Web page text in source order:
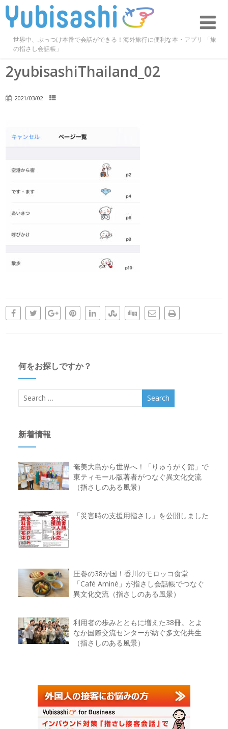
世界中、ぶっつけ本番で会話ができる！海外旅行に便利な本・アプリ 「旅
の指さし会話帳」
2yubisashiThailand_02
2021/03/02
何をお探しですか？
新着情報
奄美大島から世界へ！「りゅうがく館」で
東ティモール版著者がつなぐ異文化交流
（指さしのある風景）
「災害時の支援用指さし」を公開しました
圧巻の38か国！香川のモロッコ食堂
「Café Aminé」が指さし会話帳でつなぐ
異文化交流（指さしのある風景）
利用者の歩みとともに増えた38冊。とよ
なか国際交流センターが紡ぐ多文化共生
（指さしのある風景）